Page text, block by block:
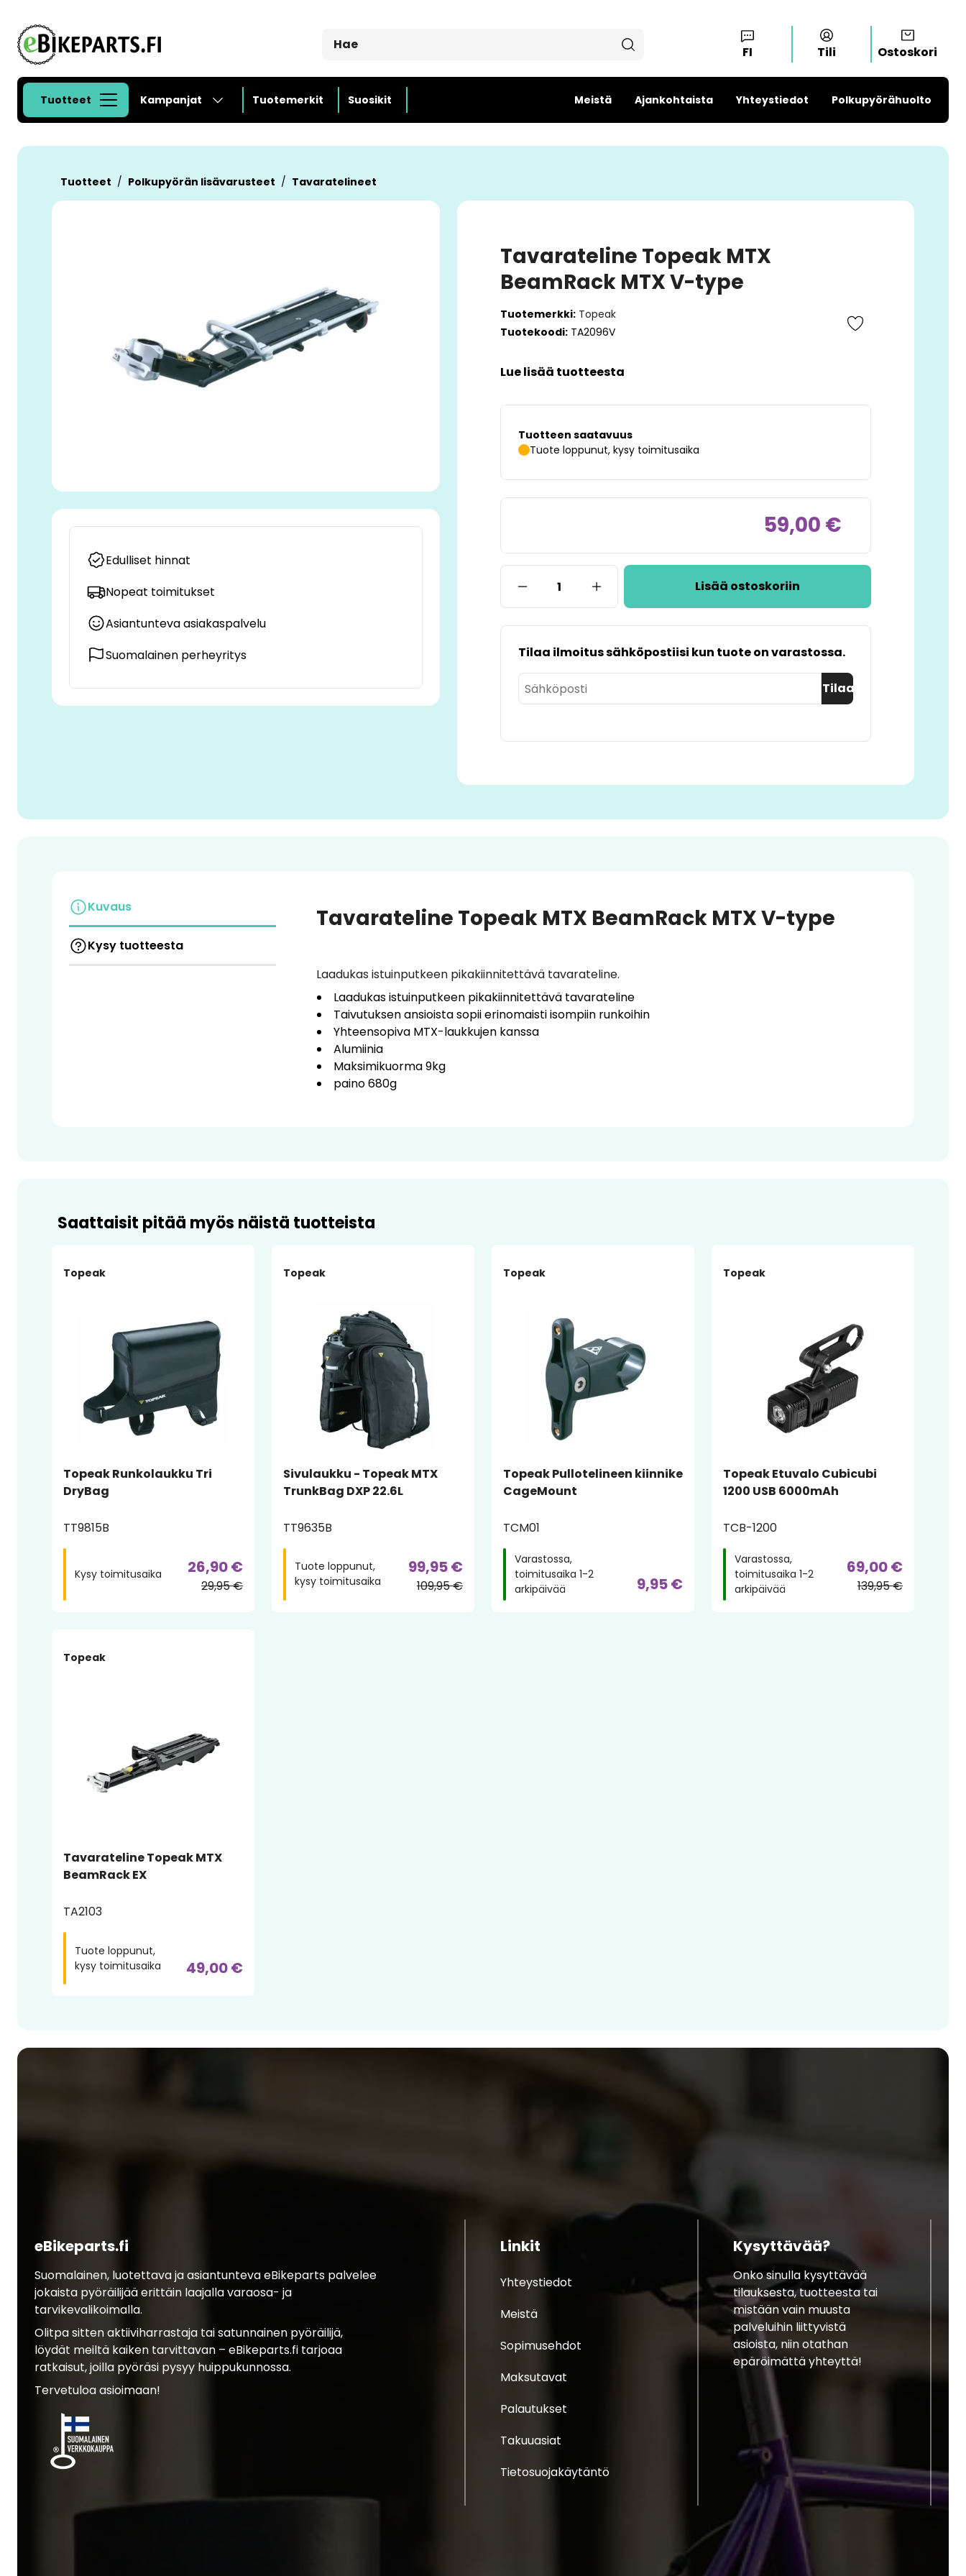
FI Tili Ostoskori
Tuotteet Kampanjat Tuotemerkit Suosikit Meistä Ajankohtaista Yhteystiedot Polkupyörähuolto
Tuotteet Polkupyörän lisävarusteet Tavaratelineet
Tavarateline Topeak MTX
BeamRack MTX V-type
Ohita kuvat
Tuotemerkki: Topeak
Tuotekoodi: TA2096V
Lue lisää tuotteesta
Tuotteen saatavuus
Tuote loppunut, kysy toimitusaika
59,00 €
Lisää ostoskoriin
Tilaa ilmoitus sähköpostiisi kun tuote on varastossa.
Tilaa
Edulliset hinnat
Nopeat toimitukset
Asiantunteva asiakaspalvelu
Suomalainen perheyritys
Kuvaus
Kysy tuotteesta
Tavarateline Topeak MTX BeamRack MTX V-type
Laadukas istuinputkeen pikakiinnitettävä tavarateline.
Laadukas istuinputkeen pikakiinnitettävä tavarateline
Taivutuksen ansioista sopii erinomaisti isompiin runkoihin
Yhteensopiva MTX-laukkujen kanssa
Alumiinia
Maksimikuorma 9kg
paino 680g
Saattaisit pitää myös näistä tuotteista
Topeak
Topeak Runkolaukku Tri
DryBag
TT9815B
Kysy toimitusaika 26,90 €
29,95 €
Topeak
Sivulaukku - Topeak MTX
TrunkBag DXP 22.6L
TT9635B
Tuote loppunut,
kysy toimitusaika
99,95 €
109,95 €
Topeak
Topeak Pullotelineen kiinnike
CageMount
TCM01
Varastossa,
toimitusaika 1-2
arkipäivää
9,95 €
Topeak
Topeak Etuvalo Cubicubi
1200 USB 6000mAh
TCB-1200
Varastossa,
toimitusaika 1-2
arkipäivää
69,00 €
139,95 €
Topeak
Tavarateline Topeak MTX
BeamRack EX
TA2103
Tuote loppunut,
kysy toimitusaika
49,00 €
eBikeparts.fi
Suomalainen, luotettava ja asiantunteva eBikeparts palvelee
jokaista pyöräilijää erittäin laajalla varaosa- ja
tarvikevalikoimalla.
Olitpa sitten aktiiviharrastaja tai satunnainen pyöräilijä,
löydät meiltä kaiken tarvittavan – eBikeparts.fi tarjoaa
ratkaisut, joilla pyöräsi pysyy huippukunnossa.
Tervetuloa asioimaan!
Linkit
Yhteystiedot
Meistä
Sopimusehdot
Maksutavat
Palautukset
Takuuasiat
Tietosuojakäytäntö
Kysyttävää?
Onko sinulla kysyttävää
tilauksesta, tuotteesta tai
mistään vain muusta
palveluihin liittyvistä
asioista, niin otathan
epäröimättä yhteyttä!